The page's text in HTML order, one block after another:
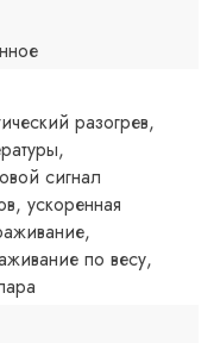
разогрев,
сигнал
ускоренная
по весу,